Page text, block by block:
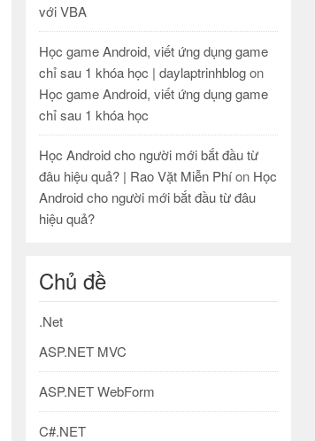
với VBA
Học game Android, viết ứng dụng game
chỉ sau 1 khóa học | daylaptrinhblogon
Học game Android, viết ứng dụng game
chỉ sau 1 khóa học
Học Android cho người mới bắt đầu từ
đâu hiệu quả? | Rao Vặt Miễn Phíon Học
Android cho người mới bắt đầu từ đâu
hiệu quả?
Chủ đề
.Net
ASP.NET MVC
ASP.NET WebForm
C#.NET